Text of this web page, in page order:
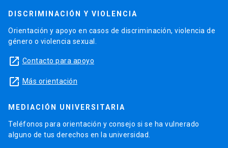
DISCRIMINACIÓN Y VIOLENCIA
Orientación y apoyo en casos de discriminación, violencia de
género o violencia sexual.
launch Contacto para apoyo
launch Más orientación
MEDIACIÓN UNIVERSITARIA
Teléfonos para orientación y consejo si se ha vulnerado
alguno de tus derechos en la universidad.